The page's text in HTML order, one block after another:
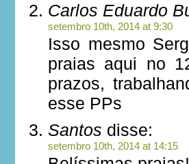
Carlos Eduardo
setembro 10th, 2014 at 9:30
Isso mesmo
praias aqui no
prazos,
esse PPs
Santos disse:
setembro 10th, 2014 at 14:15